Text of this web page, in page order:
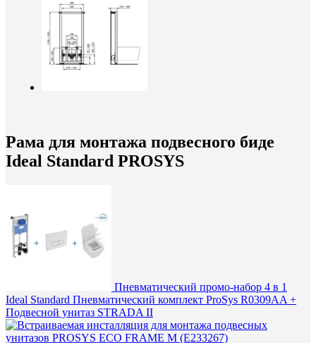
Рама для монтажа подвесного биде
Ideal Standard PROSYS
Пневматический промо-набор 4 в 1
Ideal Standard Пневматический комплект ProSys R0309AA +
Подвесной унитаз STRADA II